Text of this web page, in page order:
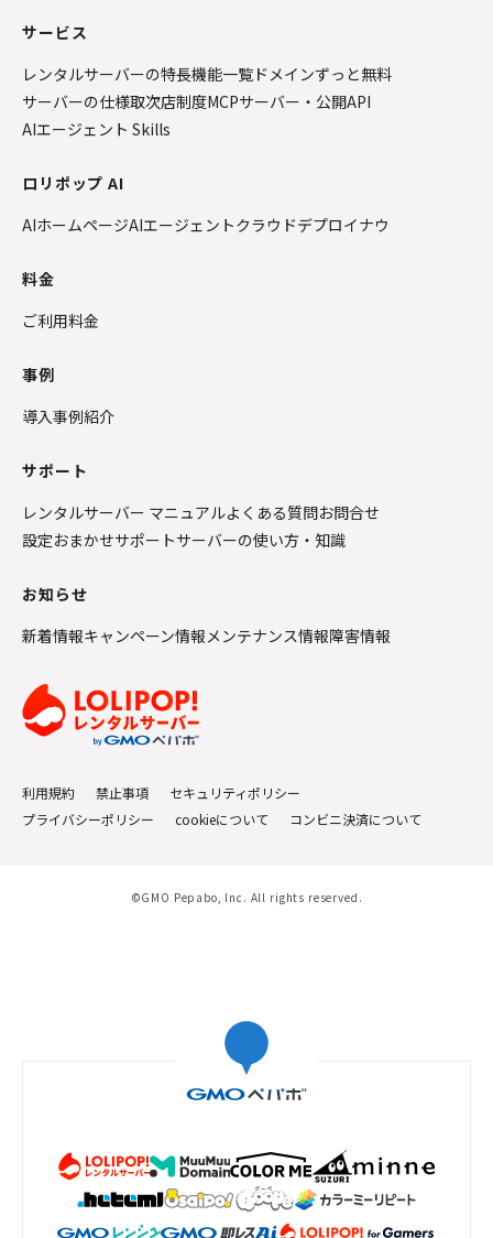
サービス
レンタルサーバーの特長機能一覧 ドメインずっと無料
サーバーの仕様取次店制度MCPサーバー・公開API
AIエージェント Skills
ロリポップ AI
AIホームページAIエージェントクラウドデプロイナウ
料金
ご利用料金
事例
導入事例紹介
サポート
レンタルサーバー マニュアルよくある質問お問合せ
設定おまかせサポートサーバーの使い方・知識
お知らせ
新着情報キャンペーン情報メンテナンス情報障害情報
利用規約 禁止事項
セキュリティポリシー
プライバシーポリシー
cookieについて コンビニ決済について
©GMO Pepabo, Inc. All rights reserved.